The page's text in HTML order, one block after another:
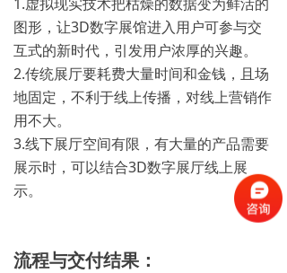
图形，让3D数字展馆进入用户可参与交
互式的新时代，引发用户浓厚的兴趣。
2.传统展厅要耗费大量时间和金钱，且场
地固定，不利于线上传播，对线上营销作
用不大。
3.线下展厅空间有限，有大量的产品需要
展示时，可以结合3D数字展厅线上展
示。
流程与交付结果：